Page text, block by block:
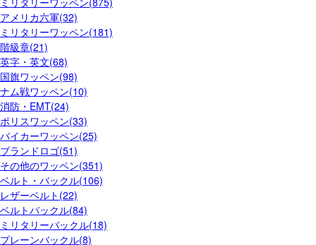
アメリカ六軍(32)
ミリタリーワッペン(181)
階級章(21)
英字・英文(68)
国旗ワッペン(98)
ナム戦ワッペン(10)
消防・EMT(24)
ポリスワッペン(33)
バイカーワッペン(25)
ブランドロゴ(51)
その他のワッペン(351)
ベルト・バックル(106)
レザーベルト(22)
ベルトバックル(84)
ミリタリーバックル(18)
プレーンバックル(8)